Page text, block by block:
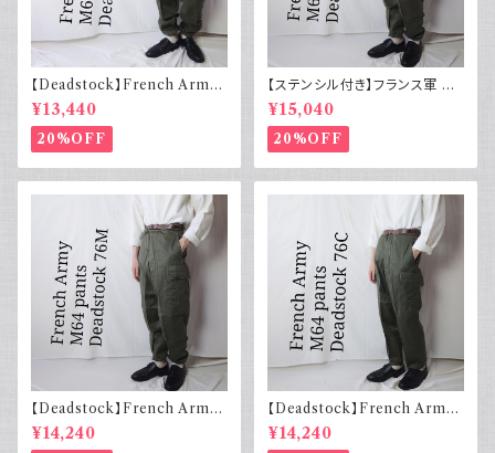
【Deadstock】French Army
フランス軍 M64 カーゴパンツ
実物 76L
¥13,440
20%OFF
【ステンシル付き】フランス軍 M
64 カーゴパンツ デッドストック
76M
¥15,040
20%OFF
【Deadstock】French Army
フランス軍 M64 カーゴパンツ
実物 76M
¥14,240
【Deadstock】French Army
フランス軍 M64 カーゴパンツ
実物 76C
¥14,240